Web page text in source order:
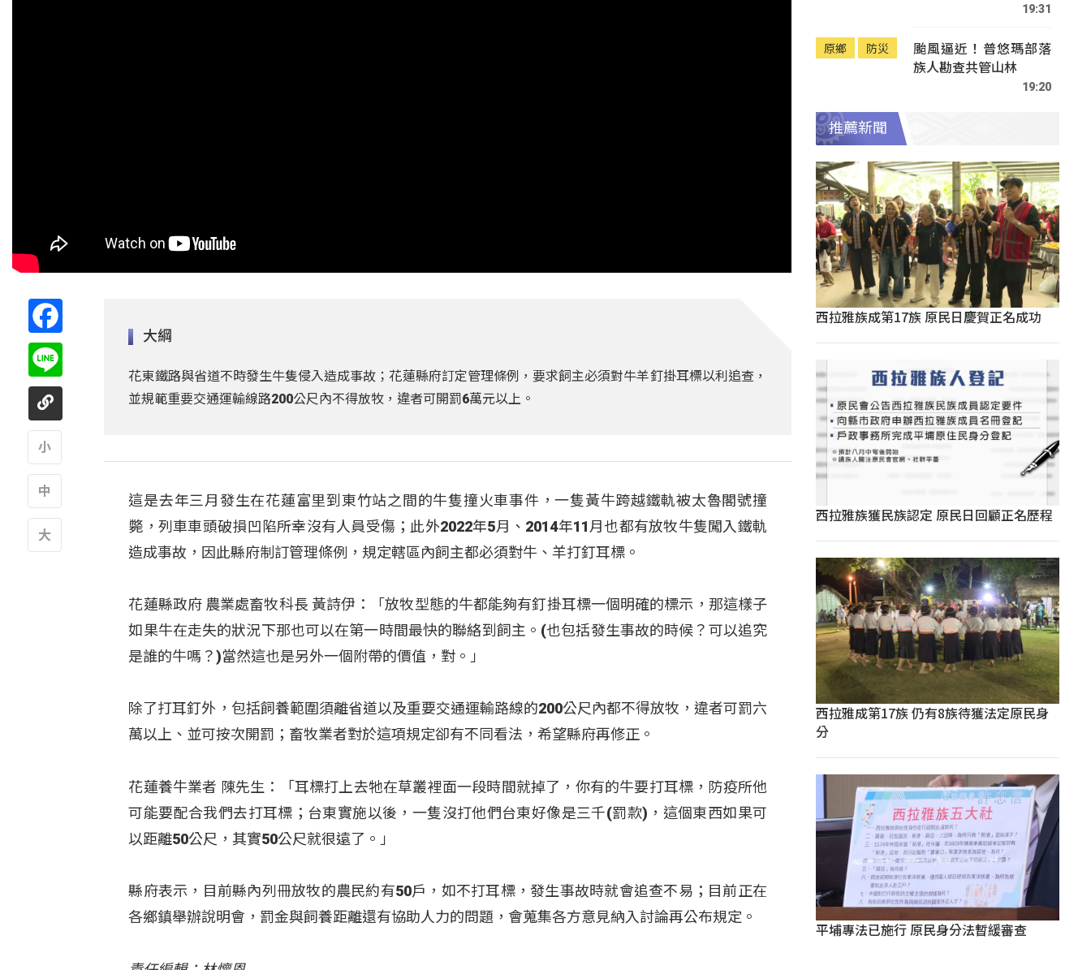
大綱
花東鐵路與省道不時發生牛隻侵入造成事故；花蓮縣府訂定管理條例，要求飼主必須對牛羊釘掛耳標以利追查，
並規範重要交通運輸線路200公尺內不得放牧，違者可開罰6萬元以上。
這是去年三月發生在花蓮富里到東竹站之間的牛隻撞火車事件，一隻黃牛跨越鐵軌被太魯閣號撞
斃，列車車頭破損凹陷所幸沒有人員受傷；此外2022年5月、2014年11月也都有放牧牛隻闖入鐵軌
造成事故，因此縣府制訂管理條例，規定轄區內飼主都必須對牛、羊打釘耳標。
花蓮縣政府 農業處畜牧科長 黃詩伊：「放牧型態的牛都能夠有釘掛耳標一個明確的標示，那這樣子
如果牛在走失的狀況下那也可以在第一時間最快的聯絡到飼主。(也包括發生事故的時候？可以追究
是誰的牛嗎？)當然這也是另外一個附帶的價值，對。」
除了打耳釘外，包括飼養範圍須離省道以及重要交通運輸路線的200公尺內都不得放牧，違者可罰六
萬以上、並可按次開罰；畜牧業者對於這項規定卻有不同看法，希望縣府再修正。
花蓮養牛業者 陳先生：「耳標打上去牠在草叢裡面一段時間就掉了，你有的牛要打耳標，防疫所他
可能要配合我們去打耳標；台東實施以後，一隻沒打他們台東好像是三千(罰款)，這個東西如果可
以距離50公尺，其實50公尺就很遠了。」
縣府表示，目前縣內列冊放牧的農民約有50戶，如不打耳標，發生事故時就會追查不易；目前正在
各鄉鎮舉辦說明會，罰金與飼養距離還有協助人力的問題，會蒐集各方意見納入討論再公布規定。
19:31
原鄉 防災
颱風逼近！普悠瑪部落
族人勘查共管山林
19:20
推薦新聞
西拉雅族成第17族 原民日慶賀正名成功
西拉雅族獲民族認定 原民日回顧正名歷程
西拉雅成第17族 仍有8族待獲法定原民身
分
平埔專法已施行 原民身分法暫緩審查